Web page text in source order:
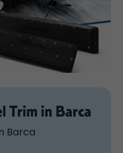
Trim in Barca
Barca